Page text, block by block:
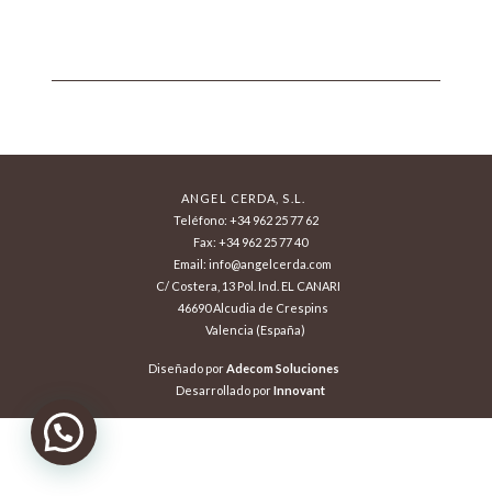
ANGEL CERDA, S.L.
Teléfono: +34 962 25 77 62
Fax: +34 962 25 77 40
Email: info@angelcerda.com
C/ Costera, 13 Pol. Ind. EL CANARI
46690 Alcudia de Crespins
Valencia (España)
Diseñado porAdecom Soluciones
Desarrollado porInnovant